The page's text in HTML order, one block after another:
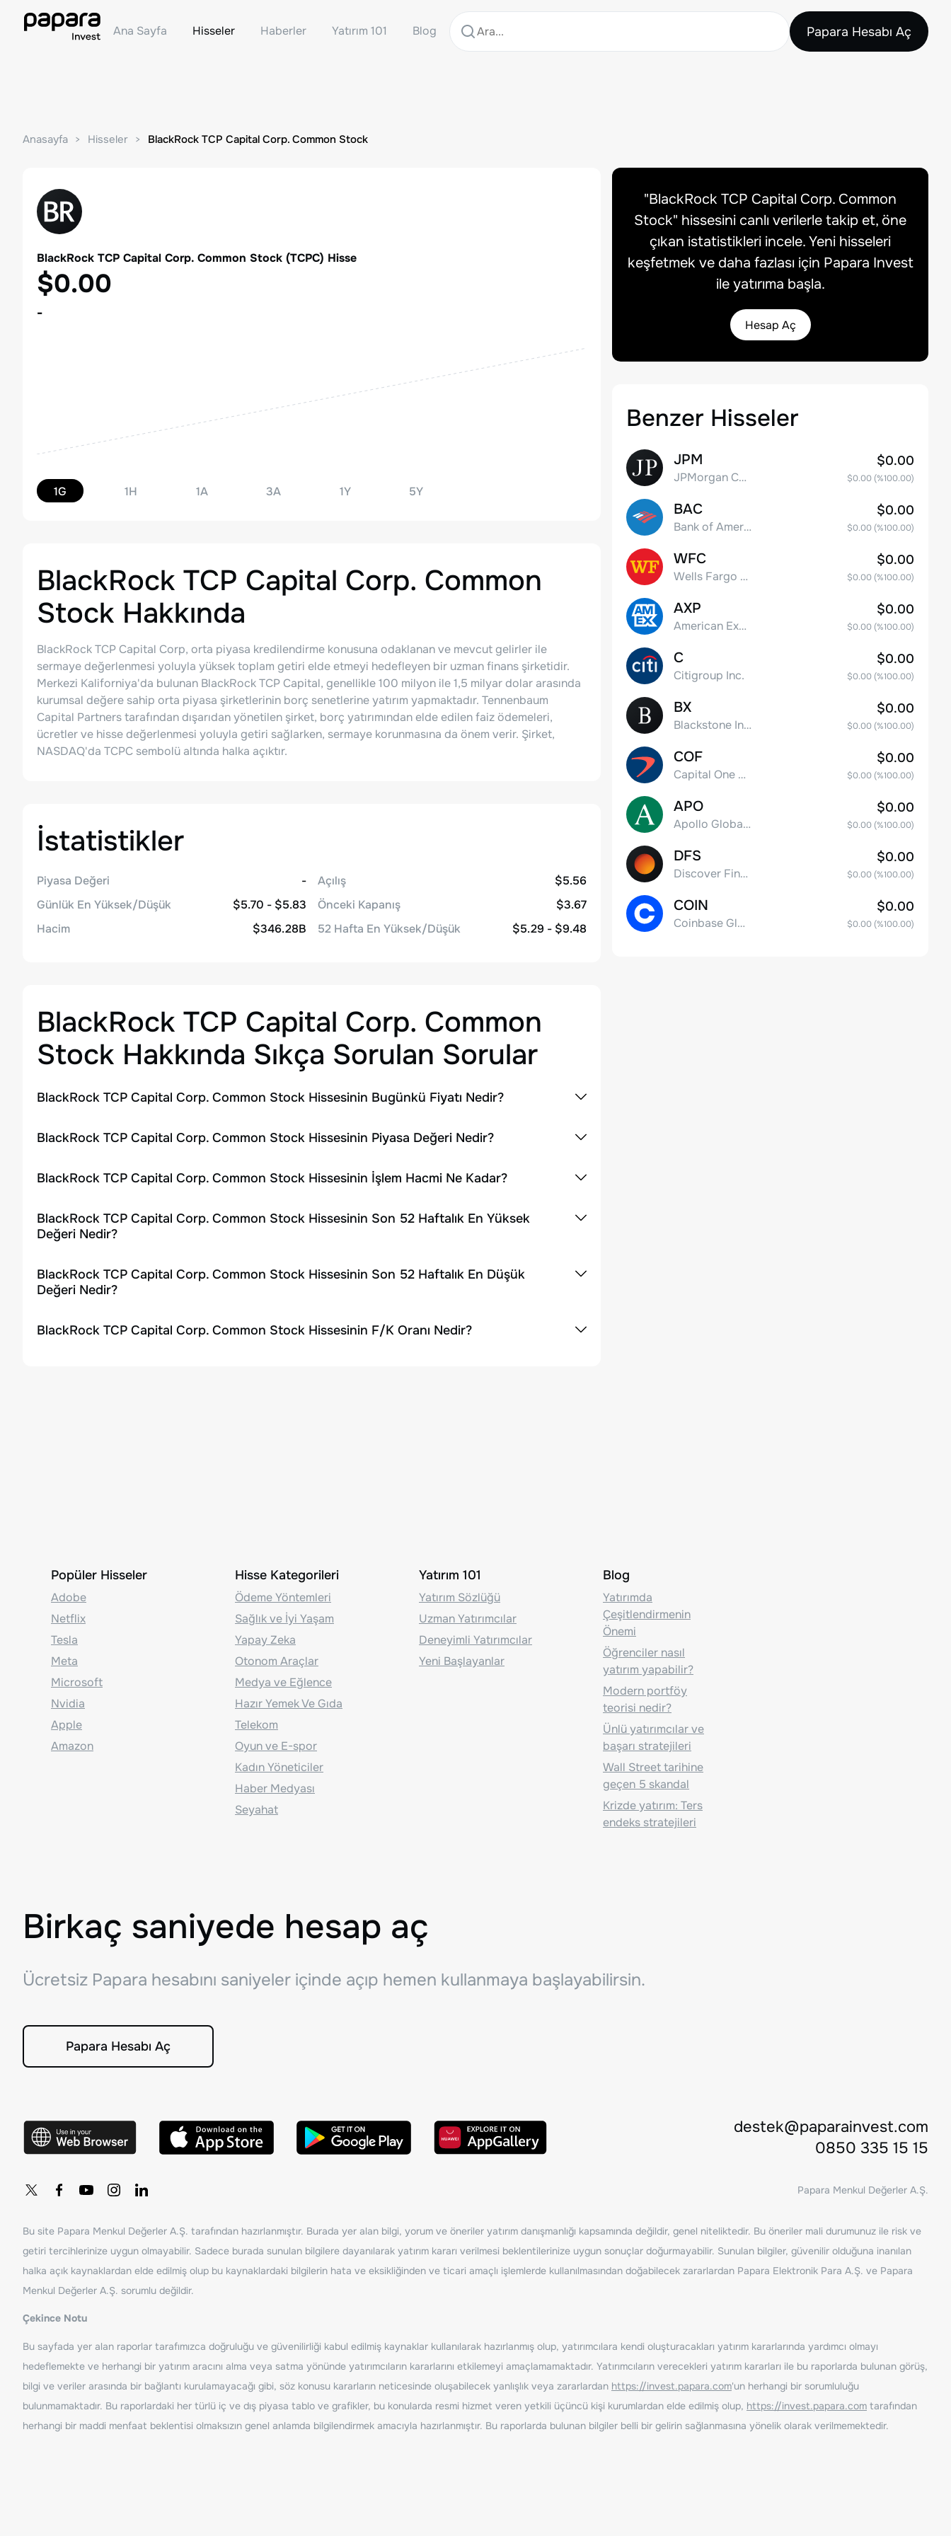
Ana Sayfa Hisseler Haberler Yatırım 101 Blog Papara Hesabı Aç
Anasayfa Hisseler BlackRock TCP Capital Corp. Common Stock
BlackRock TCP Capital Corp. Common Stock (TCPC) Hisse
$0.00
-
1G 1H 1A 3A 1Y 5Y
BlackRock TCP Capital Corp. Common
Stock Hakkında
BlackRock TCP Capital Corp, orta piyasa kredilendirme konusuna odaklanan ve mevcut gelirler ile
sermaye değerlenmesi yoluyla yüksek toplam getiri elde etmeyi hedefleyen bir uzman finans şirketidir.
Merkezi Kaliforniya'da bulunan BlackRock TCP Capital, genellikle 100 milyon ile 1,5 milyar dolar arasında
kurumsal değere sahip orta piyasa şirketlerinin borç senetlerine yatırım yapmaktadır. Tennenbaum
Capital Partners tarafından dışarıdan yönetilen şirket, borç yatırımından elde edilen faiz ödemeleri,
ücretler ve hisse değerlenmesi yoluyla getiri sağlarken, sermaye korunmasına da önem verir. Şirket,
NASDAQ'da TCPC sembolü altında halka açıktır.
İstatistikler
Piyasa Değeri
-
Günlük En Yüksek/Düşük
$5.70 - $5.83
Hacim
$346.28B
Açılış
$5.56
Önceki Kapanış
$3.67
52 Hafta En Yüksek/Düşük
$5.29 - $9.48
BlackRock TCP Capital Corp. Common
Stock Hakkında Sıkça Sorulan Sorular
BlackRock TCP Capital Corp. Common Stock Hissesinin Bugünkü Fiyatı Nedir?
BlackRock TCP Capital Corp. Common Stock Hissesinin Piyasa Değeri Nedir?
BlackRock TCP Capital Corp. Common Stock Hissesinin İşlem Hacmi Ne Kadar?
BlackRock TCP Capital Corp. Common Stock Hissesinin Son 52 Haftalık En Yüksek
Değeri Nedir?
BlackRock TCP Capital Corp. Common Stock Hissesinin Son 52 Haftalık En Düşük
Değeri Nedir?
BlackRock TCP Capital Corp. Common Stock Hissesinin F/K Oranı Nedir?
"BlackRock TCP Capital Corp. Common
Stock" hissesini canlı verilerle takip et, öne
çıkan istatistikleri incele. Yeni hisseleri
keşfetmek ve daha fazlası için Papara Invest
ile yatırıma başla.
Hesap Aç
Benzer Hisseler
JPM
JPMorgan Chase & Co.
$0.00
$0.00(%100.00)
BAC
Bank of America Corporation
$0.00
$0.00(%100.00)
WFC
Wells Fargo & Co.
$0.00
$0.00(%100.00)
AXP
American Express Company
$0.00
$0.00(%100.00)
C
Citigroup Inc.
$0.00
$0.00(%100.00)
BX
Blackstone Inc.
$0.00
$0.00(%100.00)
COF
Capital One Financial
$0.00
$0.00(%100.00)
APO
Apollo Global Management, Inc.
$0.00
$0.00(%100.00)
DFS
Discover Financial Services
$0.00
$0.00(%100.00)
COIN
Coinbase Global, Inc. Class A Common Stock
$0.00
$0.00(%100.00)
Popüler Hisseler
Adobe
Netflix
Tesla
Meta
Microsoft
Nvidia
Apple
Amazon
Hisse Kategorileri
Ödeme Yöntemleri
Sağlık ve İyi Yaşam
Yapay Zeka
Otonom Araçlar
Medya ve Eğlence
Hazır Yemek Ve Gıda
Telekom
Oyun ve E-spor
Kadın Yöneticiler
Haber Medyası
Seyahat
Yatırım 101
Yatırım Sözlüğü
Uzman Yatırımcılar
Deneyimli Yatırımcılar
Yeni Başlayanlar
Blog
Yatırımda
Çeşitlendirmenin
Önemi
Öğrenciler nasıl
yatırım yapabilir?
Modern portföy
teorisi nedir?
Ünlü yatırımcılar ve
başarı stratejileri
Wall Street tarihine
geçen 5 skandal
Krizde yatırım: Ters
endeks stratejileri
Birkaç saniyede hesap aç
Ücretsiz Papara hesabını saniyeler içinde açıp hemen kullanmaya başlayabilirsin.
Papara Hesabı Aç
destek@paparainvest.com
0850 335 15 15
Papara Menkul Değerler A.Ş.
Bu site Papara Menkul Değerler A.Ş. tarafından hazırlanmıştır. Burada yer alan bilgi, yorum ve öneriler yatırım danışmanlığı kapsamında değildir, genel niteliktedir. Bu öneriler mali durumunuz ile risk ve
getiri tercihlerinize uygun olmayabilir. Sadece burada sunulan bilgilere dayanılarak yatırım kararı verilmesi beklentilerinize uygun sonuçlar doğurmayabilir. Sunulan bilgiler, güvenilir olduğuna inanılan
halka açık kaynaklardan elde edilmiş olup bu kaynaklardaki bilgilerin hata ve eksikliğinden ve ticari amaçlı işlemlerde kullanılmasından doğabilecek zararlardan Papara Elektronik Para A.Ş. ve Papara
Menkul Değerler A.Ş. sorumlu değildir.
Çekince Notu
Bu sayfada yer alan raporlar tarafımızca doğruluğu ve güvenilirliği kabul edilmiş kaynaklar kullanılarak hazırlanmış olup, yatırımcılara kendi oluşturacakları yatırım kararlarında yardımcı olmayı
hedeflemekte ve herhangi bir yatırım aracını alma veya satma yönünde yatırımcıların kararlarını etkilemeyi amaçlamamaktadır. Yatırımcıların verecekleri yatırım kararları ile bu raporlarda bulunan görüş,
bilgi ve veriler arasında bir bağlantı kurulamayacağı gibi, söz konusu kararların neticesinde oluşabilecek yanlışlık veya zararlardan https://invest.papara.com'un herhangi bir sorumluluğu
bulunmamaktadır. Bu raporlardaki her türlü iç ve dış piyasa tablo ve grafikler, bu konularda resmi hizmet veren yetkili üçüncü kişi kurumlardan elde edilmiş olup, https://invest.papara.com tarafından
herhangi bir maddi menfaat beklentisi olmaksızın genel anlamda bilgilendirmek amacıyla hazırlanmıştır. Bu raporlarda bulunan bilgiler belli bir gelirin sağlanmasına yönelik olarak verilmemektedir.